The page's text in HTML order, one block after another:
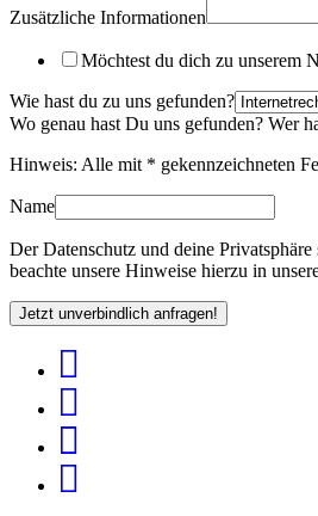
Zusätzliche Informationen
Möchtest du dich zu unserem
Wie hast du zu uns gefunden?
Wo genau hast Du uns gefunden? Wer
Hinweis: Alle mit * gekennzeichneten
Name
Der Datenschutz und deine
beachte unsere Hinweise hierzu in
Jetzt unverbindlich anfragen!